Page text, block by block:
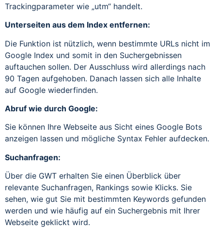
Trackingparameter wie „utm“ handelt.
Unterseiten aus dem Index entfernen:
Die Funktion ist nützlich, wenn bestimmte URLs nicht im
Google Index und somit in den Suchergebnissen
auftauchen sollen. Der Ausschluss wird allerdings nach
90 Tagen aufgehoben. Danach lassen sich alle Inhalte
auf Google wiederfinden.
Abruf wie durch Google:
Sie können Ihre Webseite aus Sicht eines Google Bots
anzeigen lassen und mögliche Syntax Fehler aufdecken.
Suchanfragen:
Über die GWT erhalten Sie einen Überblick über
relevante Suchanfragen, Rankings sowie Klicks. Sie
sehen, wie gut Sie mit bestimmten Keywords gefunden
werden und wie häufig auf ein Suchergebnis mit Ihrer
Webseite geklickt wird.